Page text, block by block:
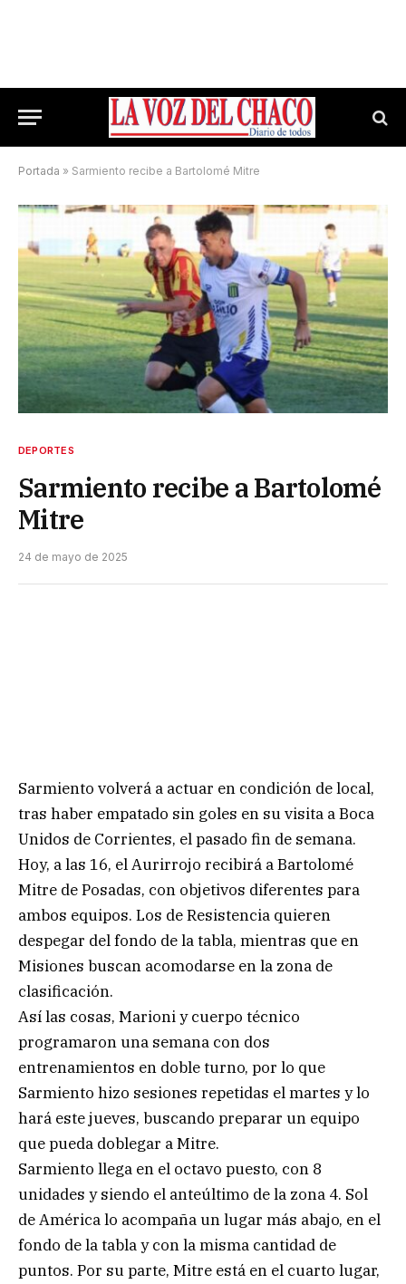
Portada » Sarmiento recibe a Bartolomé Mitre
DEPORTES
Sarmiento recibe a Bartolomé
Mitre
24 de mayo de 2025
Sarmiento volverá a actuar en condición de local,
tras haber empatado sin goles en su visita a Boca
Unidos de Corrientes, el pasado fin de semana.
Hoy, a las 16, el Aurirrojo recibirá a Bartolomé
Mitre de Posadas, con objetivos diferentes para
ambos equipos. Los de Resistencia quieren
despegar del fondo de la tabla, mientras que en
Misiones buscan acomodarse en la zona de
clasificación.
Así las cosas, Marioni y cuerpo técnico
programaron una semana con dos
entrenamientos en doble turno, por lo que
Sarmiento hizo sesiones repetidas el martes y lo
hará este jueves, buscando preparar un equipo
que pueda doblegar a Mitre.
Sarmiento llega en el octavo puesto, con 8
unidades y siendo el anteúltimo de la zona 4. Sol
de América lo acompaña un lugar más abajo, en el
fondo de la tabla y con la misma cantidad de
puntos. Por su parte, Mitre está en el cuarto lugar,